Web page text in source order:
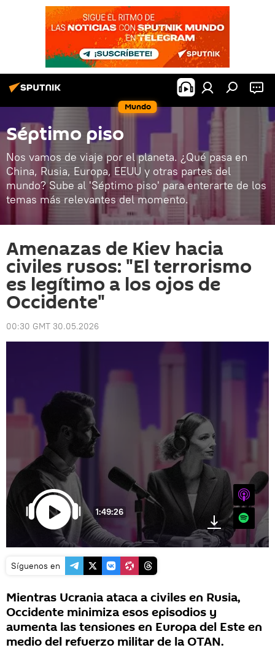
Mundo
Séptimo piso
Nos vamos de viaje por el planeta. ¿Qué pasa en
China, Rusia, Europa, EEUU y otras partes del
mundo? Sube al 'Séptimo piso' para enterarte de los
temas más relevantes del momento.
Amenazas de Kiev hacia
civiles rusos: "El terrorismo
es legítimo a los ojos de
Occidente"
00:30 GMT 30.05.2026
1:49:26
iTunes
Spotify
Síguenos en
Mientras Ucrania ataca a civiles en Rusia,
Occidente minimiza esos episodios y
aumenta las tensiones en Europa del Este en
medio del refuerzo militar de la OTAN.